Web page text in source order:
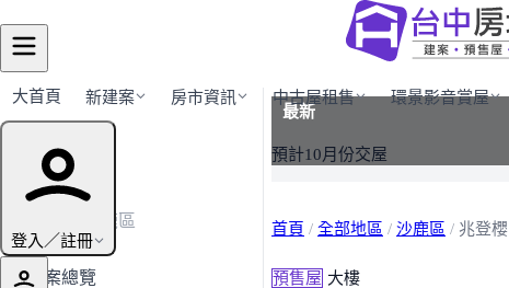
大首頁 新建案 房市資訊 中古屋租售 環景影音賞屋
登入／註冊
建案導覽
← 返回沙鹿區
建案總覽
最新
預計10月份交屋
首頁 / 全部地區 / 沙鹿區 / 兆登櫻
預售屋 大樓